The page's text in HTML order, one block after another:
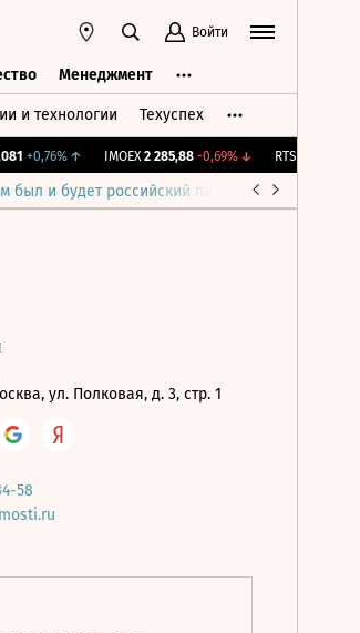
Войти
Менеджмент
и технологии Техуспех
+0,76%↑ IMOEX 2 285,88 -0,69%↓ RTSI 884,56
был и будет российский парламент
ул. Полковая, д. 3, стр. 1
58